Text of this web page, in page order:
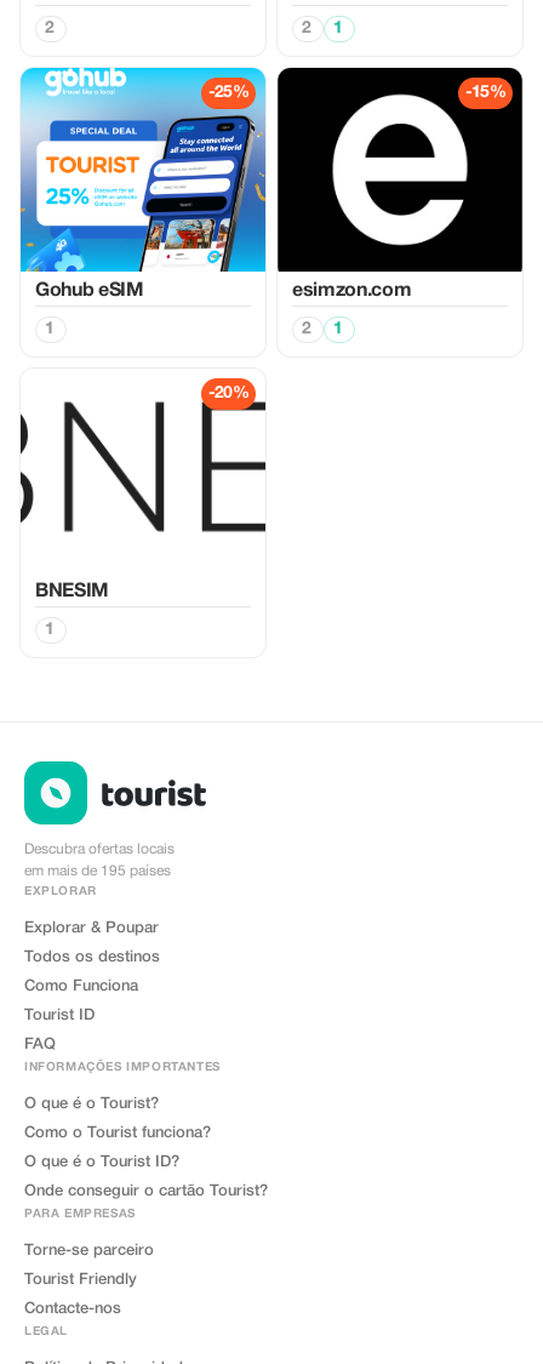
2 2 1
-25%
Gohub eSIM
1
-15%
esimzon.com
2 1
-20%
BNESIM
1
Descubra ofertas locais
em mais de 195 países
EXPLORAR
Explorar & Poupar
Todos os destinos
Como Funciona
Tourist ID
FAQ
INFORMAÇÕES IMPORTANTES
O que é o Tourist?
Como o Tourist funciona?
O que é o Tourist ID?
Onde conseguir o cartão Tourist?
PARA EMPRESAS
Torne-se parceiro
Tourist Friendly
Contacte-nos
LEGAL